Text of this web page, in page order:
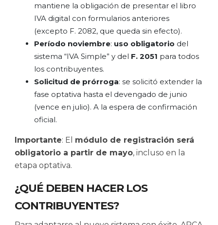
mantiene la obligación de presentar el libro
IVA digital con formularios anteriores
(excepto F. 2082, que queda sin efecto).
Período noviembre: uso obligatorio del
sistema “IVA Simple” y del F. 2051 para todos
los contribuyentes.
Solicitud de prórroga: se solicitó extender la
fase optativa hasta el devengado de junio
(vence en julio). A la espera de confirmación
oficial.
Importante: El módulo de registración será
obligatorio a partir de mayo, incluso en la
etapa optativa.
¿QUÉ DEBEN HACER LOS
CONTRIBUYENTES?